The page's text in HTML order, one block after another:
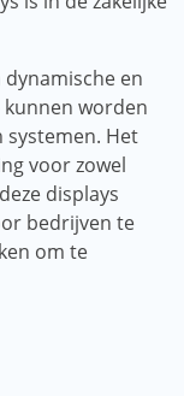
en
worden
systemen. Het
voor zowel
displays
bedrijven te
om te